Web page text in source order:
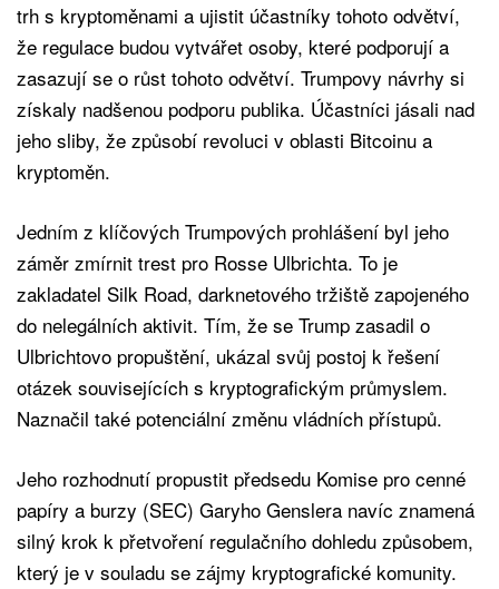
trh s kryptoměnami a ujistit účastníky tohoto odvětví,
že regulace budou vytvářet osoby, které podporují a
zasazují se o růst tohoto odvětví. Trumpovy návrhy si
získaly nadšenou podporu publika. Účastníci jásali nad
jeho sliby, že způsobí revoluci v oblasti Bitcoinu a
kryptoměn.
Jedním z klíčových Trumpových prohlášení byl jeho
záměr zmírnit trest pro Rosse Ulbrichta. To je
zakladatel Silk Road, darknetového tržiště zapojeného
do nelegálních aktivit. Tím, že se Trump zasadil o
Ulbrichtovo propuštění, ukázal svůj postoj k řešení
otázek souvisejících s kryptografickým průmyslem.
Naznačil také potenciální změnu vládních přístupů.
Jeho rozhodnutí propustit předsedu Komise pro cenné
papíry a burzy (SEC) Garyho Genslera navíc znamená
silný krok k přetvoření regulačního dohledu způsobem,
který je v souladu se zájmy kryptografické komunity.